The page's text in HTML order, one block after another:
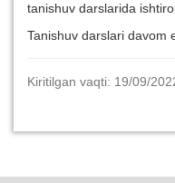
tanishuv darslarida
Tanishuv darslari davom
Kiritilgan vaqti: 19/09/